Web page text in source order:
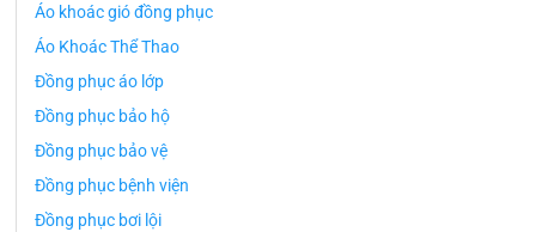
Áo khoác gió đồng phục
Áo Khoác Thể Thao
Đồng phục áo lớp
Đồng phục bảo hộ
Đồng phục bảo vệ
Đồng phục bệnh viện
Đồng phục bơi lội